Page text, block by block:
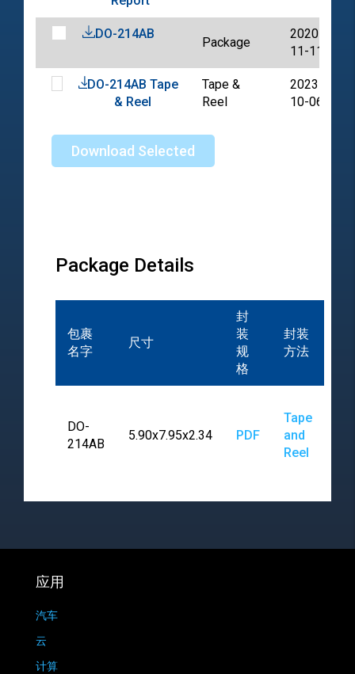
DO-214AB
Package
2020-
11-11
DO-214AB Tape
& Reel
Tape &
Reel
2023-
10-06
Download Selected
Package Details
包裹
名字
尺寸
封
装
规
格
封装
方法
DO-
214AB
5.90x7.95x2.34 PDF
Tape
and
Reel
应用
汽车
云
计算